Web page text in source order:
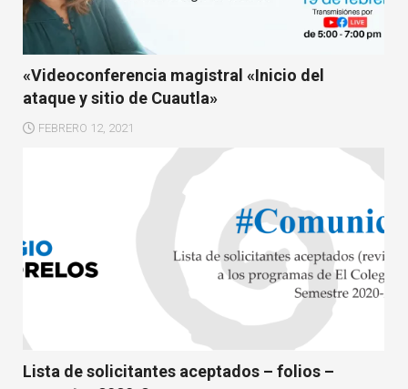
«Videoconferencia magistral «Inicio del
ataque y sitio de Cuautla»
FEBRERO 12, 2021
Lista de solicitantes aceptados – folios –